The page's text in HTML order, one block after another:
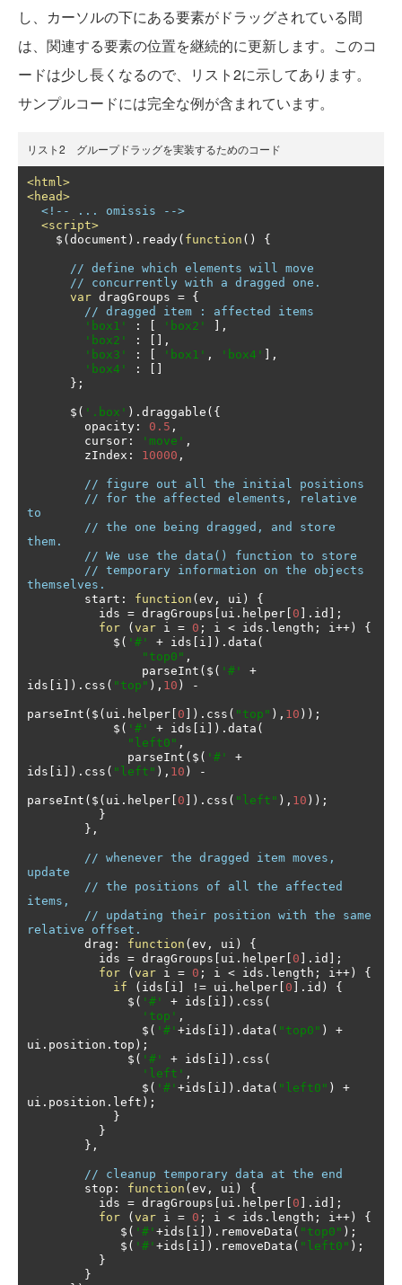
し、カーソルの下にある要素がドラッグされている間
は、関連する要素の位置を継続的に更新します。このコ
ードは少し長くなるので、リスト2に示してあります。
サンプルコードには完全な例が含まれています。
リスト2 グループドラッグを実装するためのコード
<html>
<head>
<!-- ... omissis -->
<script>
    $
( document ). ready( function () {
// define which elements will move
// concurrently with a dragged one.
var dragGroups = {
// dragged item : affected items
'box1'
: 'box2'
],
'box2'
:
[],
'box3'
: 'box1' , 'box4'
],
'box4'
:
};
      $
( '.box' ). draggable ({
        opacity
: 0.5 ,
        cursor
: 'move' ,
        zIndex
: 10000 ,
// figure out all the initial positions
// for the affected elements, relative
to
// the one being dragged, and store
them.
// We use the data() function to store
// temporary information on the objects
themselves.
        start
: function ( ev , ui )
{
          ids
= dragGroups ui . helper 0 ]. id
];
for
( var i = 0 ; i < ids . length ; i++)
{
            $
( '#' + ids i ]). data (
"top0" ,
                parseInt
( $ ( '#'
+
ids
i ]). css ( "top" ), 10 ) -
parseInt ( $ ( ui . helper 0 ]). css ( "top" ), 10 ));
            $
( '#' + ids i ]). data (
"left0" ,
              parseInt
( $ ( '#'
+
ids
i ]). css ( "left" ), 10 ) -
parseInt ( $ ( ui . helper 0 ]). css ( "left" ), 10 ));
}
},
// whenever the dragged item moves,
update
// the positions of all the affected
items,
// updating their position with the same
relative offset.
        drag
: function ( ev , ui )
{
          ids
= dragGroups ui . helper 0 ]. id
];
for
( var i = 0 ; i < ids . length ; i++)
{
if
( ids i != ui . helper 0 ]. id )
{
              $
( '#' + ids i ]). css (
'top' ,
                $
( '#' +ids i ]). data ( "top0" )
+
ui . position . top );
              $
( '#' + ids i ]). css (
'left' ,
                $
( '#' +ids i ]). data ( "left0" )
+
ui . position . left );
}
}
},
// cleanup temporary data at the end
        stop
: function ( ev , ui )
{
          ids
= dragGroups ui . helper 0 ]. id
];
for
( var i = 0 ; i < ids . length ; i++)
{
             $
( '#' +ids i ]). removeData ( "top0" );
             $
( '#' +ids i ]). removeData ( "left0" );
}
}